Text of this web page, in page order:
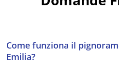
Come funziona il
Emilia?